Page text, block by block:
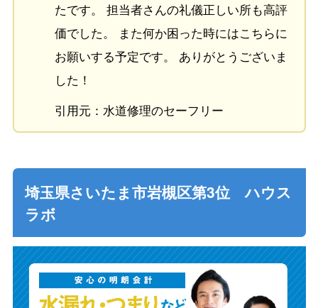
たです。 担当者さんの礼儀正しい所も高評
価でした。 また何か困った時にはこちらに
お願いする予定です。 ありがとうございま
した！
引用元：水道修理のセーフリー
埼玉県さいたま市岩槻区第3位 ハウス
ラボ